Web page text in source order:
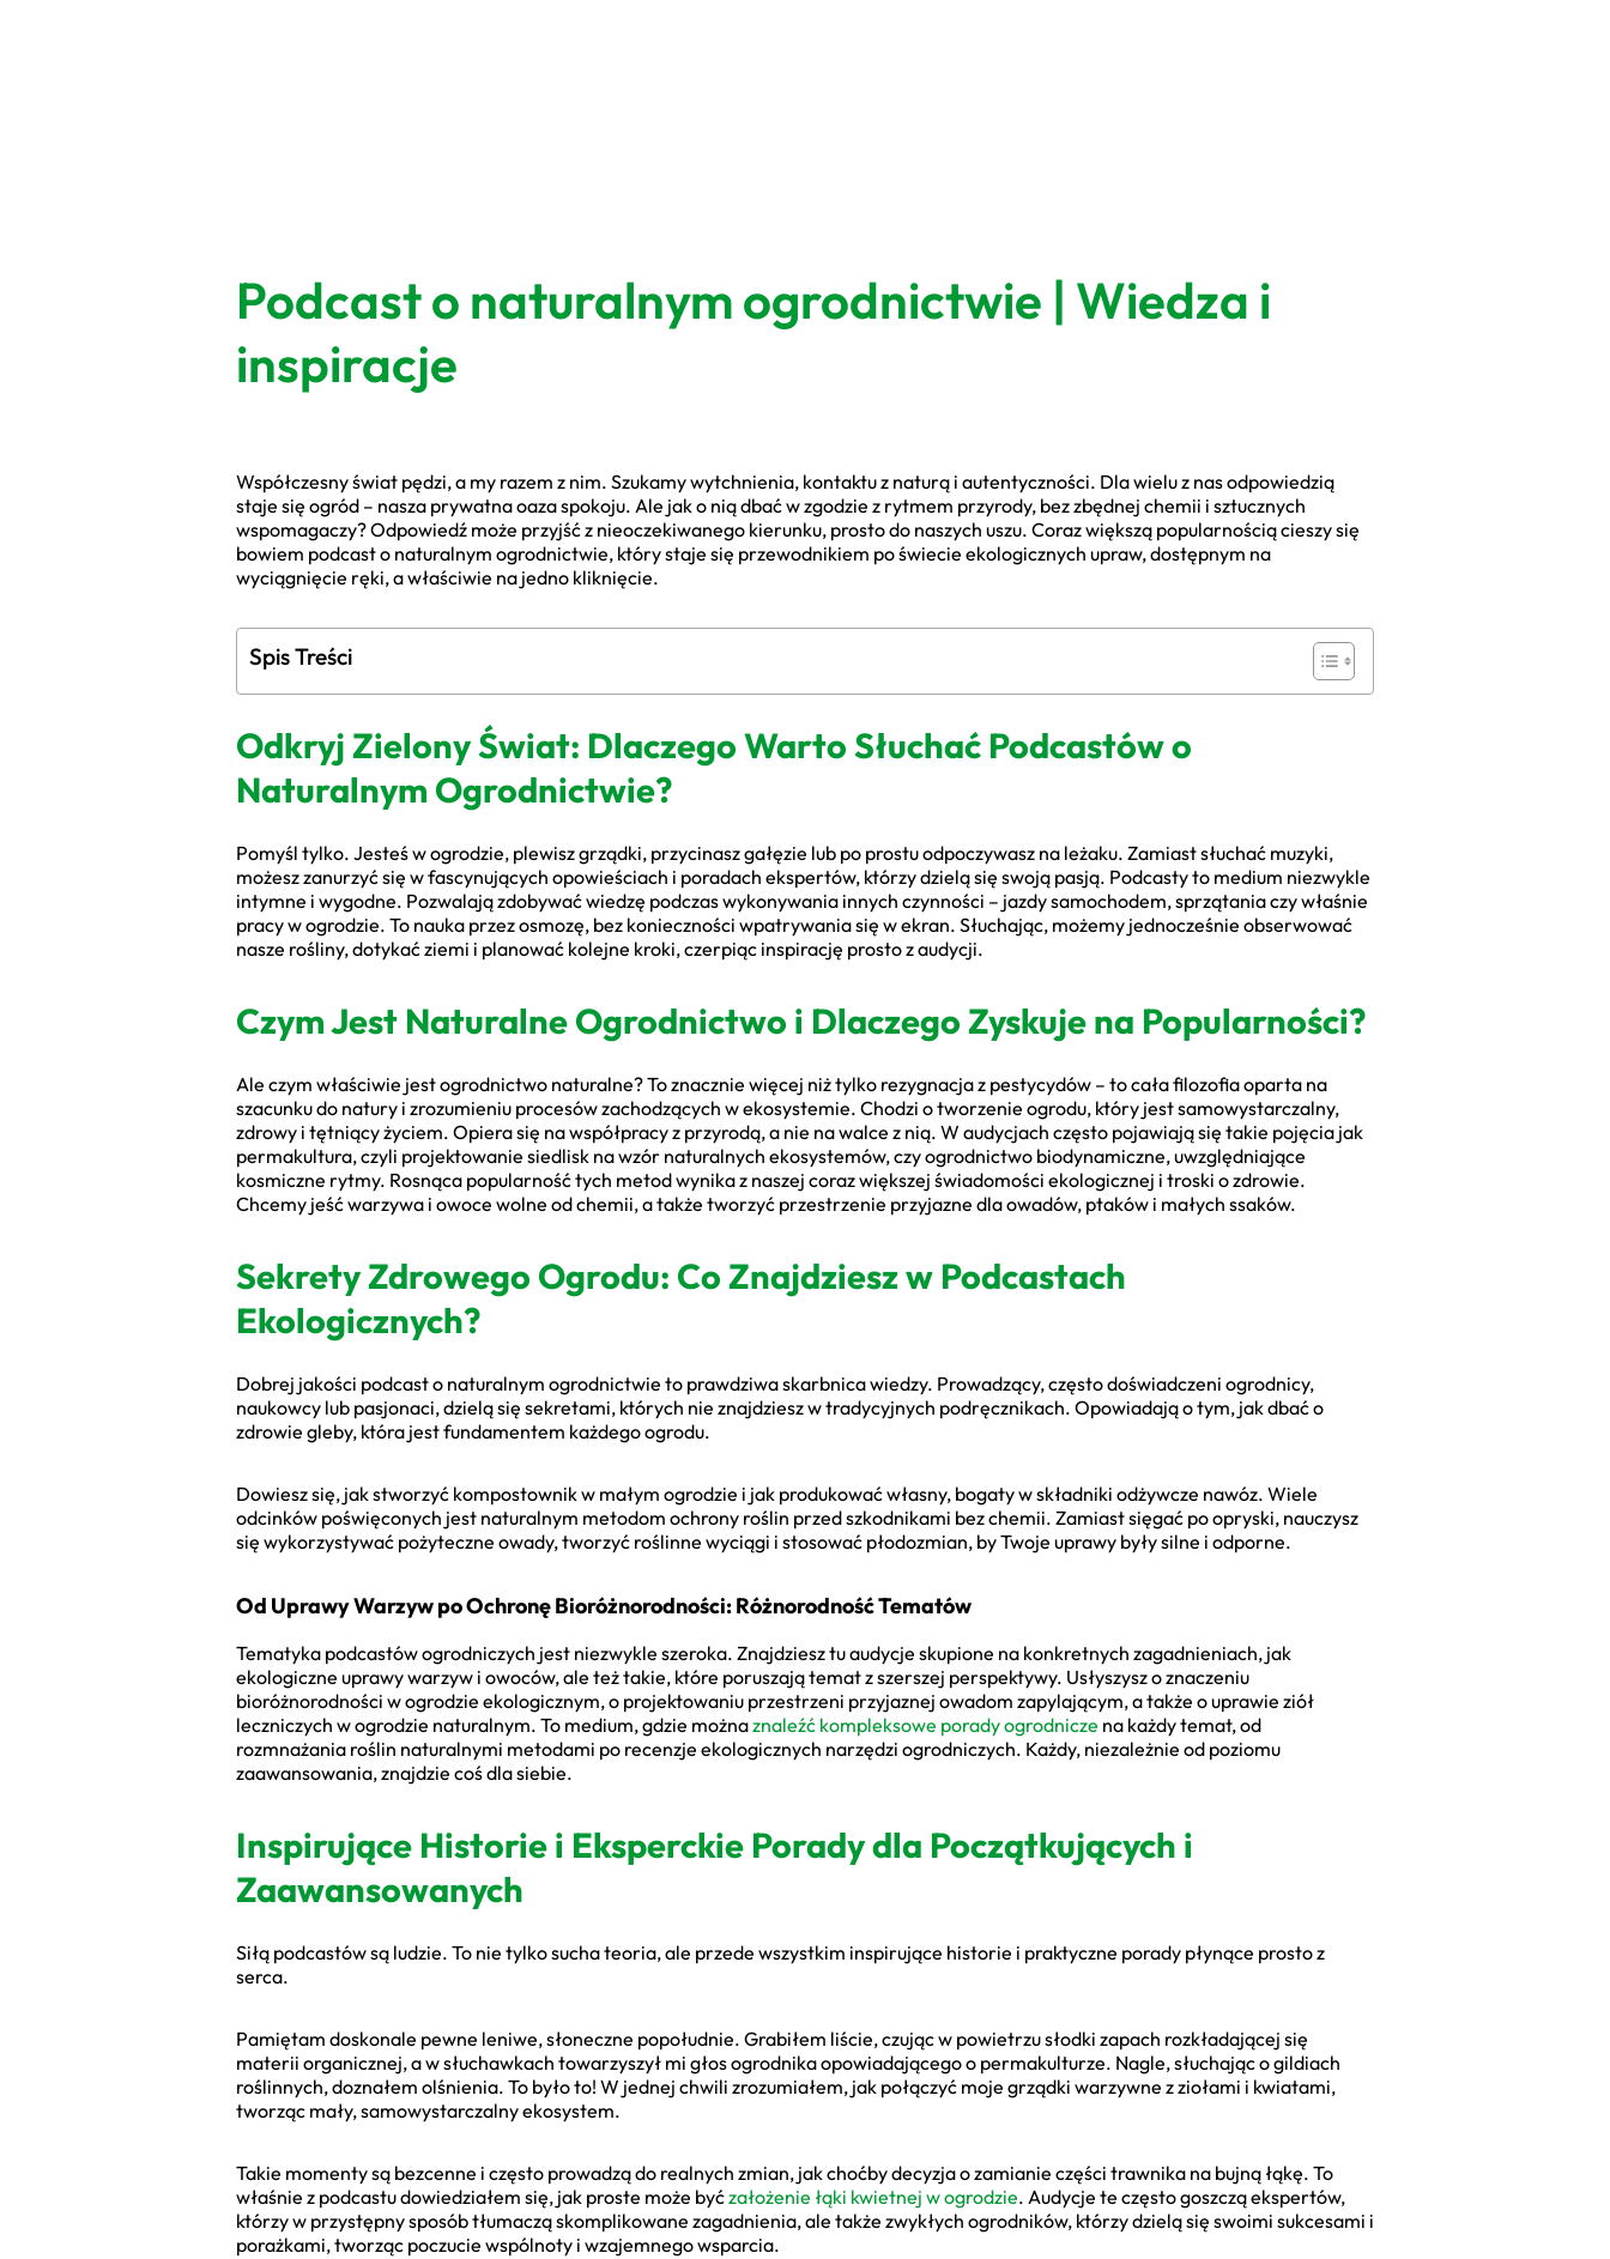
Podcast o naturalnym ogrodnictwie | Wiedza i
inspiracje
Współczesny świat pędzi, a my razem z nim. Szukamy wytchnienia, kontaktu z naturą i autentyczności. Dla wielu z nas odpowiedzią
staje się ogród – nasza prywatna oaza spokoju. Ale jak o nią dbać w zgodzie z rytmem przyrody, bez zbędnej chemii i sztucznych
wspomagaczy? Odpowiedź może przyjść z nieoczekiwanego kierunku, prosto do naszych uszu. Coraz większą popularnością cieszy się
bowiem podcast o naturalnym ogrodnictwie, który staje się przewodnikiem po świecie ekologicznych upraw, dostępnym na
wyciągnięcie ręki, a właściwie na jedno kliknięcie.
Spis Treści
Odkryj Zielony Świat: Dlaczego Warto Słuchać Podcastów o
Naturalnym Ogrodnictwie?
Pomyśl tylko. Jesteś w ogrodzie, plewisz grządki, przycinasz gałęzie lub po prostu odpoczywasz na leżaku. Zamiast słuchać muzyki,
możesz zanurzyć się w fascynujących opowieściach i poradach ekspertów, którzy dzielą się swoją pasją. Podcasty to medium niezwykle
intymne i wygodne. Pozwalają zdobywać wiedzę podczas wykonywania innych czynności – jazdy samochodem, sprzątania czy właśnie
pracy w ogrodzie. To nauka przez osmozę, bez konieczności wpatrywania się w ekran. Słuchając, możemy jednocześnie obserwować
nasze rośliny, dotykać ziemi i planować kolejne kroki, czerpiąc inspirację prosto z audycji.
Czym Jest Naturalne Ogrodnictwo i Dlaczego Zyskuje na Popularności?
Ale czym właściwie jest ogrodnictwo naturalne? To znacznie więcej niż tylko rezygnacja z pestycydów – to cała filozofia oparta na
szacunku do natury i zrozumieniu procesów zachodzących w ekosystemie. Chodzi o tworzenie ogrodu, który jest samowystarczalny,
zdrowy i tętniący życiem. Opiera się na współpracy z przyrodą, a nie na walce z nią. W audycjach często pojawiają się takie pojęcia jak
permakultura, czyli projektowanie siedlisk na wzór naturalnych ekosystemów, czy ogrodnictwo biodynamiczne, uwzględniające
kosmiczne rytmy. Rosnąca popularność tych metod wynika z naszej coraz większej świadomości ekologicznej i troski o zdrowie.
Chcemy jeść warzywa i owoce wolne od chemii, a także tworzyć przestrzenie przyjazne dla owadów, ptaków i małych ssaków.
Sekrety Zdrowego Ogrodu: Co Znajdziesz w Podcastach
Ekologicznych?
Dobrej jakości podcast o naturalnym ogrodnictwie to prawdziwa skarbnica wiedzy. Prowadzący, często doświadczeni ogrodnicy,
naukowcy lub pasjonaci, dzielą się sekretami, których nie znajdziesz w tradycyjnych podręcznikach. Opowiadają o tym, jak dbać o
zdrowie gleby, która jest fundamentem każdego ogrodu.
Dowiesz się, jak stworzyć kompostownik w małym ogrodzie i jak produkować własny, bogaty w składniki odżywcze nawóz. Wiele
odcinków poświęconych jest naturalnym metodom ochrony roślin przed szkodnikami bez chemii. Zamiast sięgać po opryski, nauczysz
się wykorzystywać pożyteczne owady, tworzyć roślinne wyciągi i stosować płodozmian, by Twoje uprawy były silne i odporne.
Od Uprawy Warzyw po Ochronę Bioróżnorodności: Różnorodność Tematów
Tematyka podcastów ogrodniczych jest niezwykle szeroka. Znajdziesz tu audycje skupione na konkretnych zagadnieniach, jak
ekologiczne uprawy warzyw i owoców, ale też takie, które poruszają temat z szerszej perspektywy. Usłyszysz o znaczeniu
bioróżnorodności w ogrodzie ekologicznym, o projektowaniu przestrzeni przyjaznej owadom zapylającym, a także o uprawie ziół
leczniczych w ogrodzie naturalnym. To medium, gdzie możnaznaleźć kompleksowe porady ogrodnicze na każdy temat, od
rozmnażania roślin naturalnymi metodami po recenzje ekologicznych narzędzi ogrodniczych. Każdy, niezależnie od poziomu
zaawansowania, znajdzie coś dla siebie.
Inspirujące Historie i Eksperckie Porady dla Początkujących i
Zaawansowanych
Siłą podcastów są ludzie. To nie tylko sucha teoria, ale przede wszystkim inspirujące historie i praktyczne porady płynące prosto z
serca.
Pamiętam doskonale pewne leniwe, słoneczne popołudnie. Grabiłem liście, czując w powietrzu słodki zapach rozkładającej się
materii organicznej, a w słuchawkach towarzyszył mi głos ogrodnika opowiadającego o permakulturze. Nagle, słuchając o gildiach
roślinnych, doznałem olśnienia. To było to! W jednej chwili zrozumiałem, jak połączyć moje grządki warzywne z ziołami i kwiatami,
tworząc mały, samowystarczalny ekosystem.
Takie momenty są bezcenne i często prowadzą do realnych zmian, jak choćby decyzja o zamianie części trawnika na bujną łąkę. To
właśnie z podcastu dowiedziałem się, jak proste może byćzałożenie łąki kwietnej w ogrodzie. Audycje te często goszczą ekspertów,
którzy w przystępny sposób tłumaczą skomplikowane zagadnienia, ale także zwykłych ogrodników, którzy dzielą się swoimi sukcesami i
porażkami, tworząc poczucie wspólnoty i wzajemnego wsparcia.